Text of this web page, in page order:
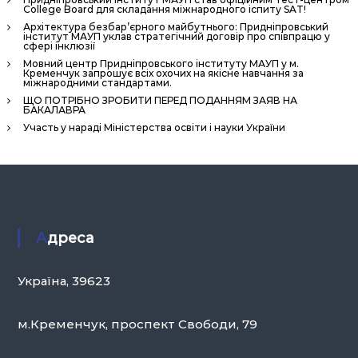
н
н
П
р
с
н
College Board для складання міжнародного іспиту SAT!
Архітектура безбар’єрного майбутнього: Придніпровський
інститут МАУП уклав стратегічний договір про співпрацю у
сфері інклюзії
Мовний центр Придніпровського інституту МАУП у м.
Кременчук запрошує всіх охочих на якісне навчання за
міжнародними стандартами.
ЩО ПОТРІБНО ЗРОБИТИ ПЕРЕД ПОДАННЯМ ЗАЯВ НА
БАКАЛАВРА
Участь у нараді Міністерства освіти і науки України
Адреса
Україна, 39623
м.Кременчук, проспект Свободи, 79